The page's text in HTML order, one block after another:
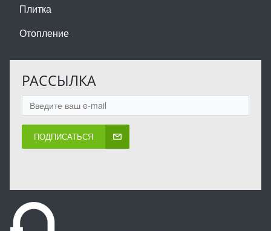
Плитка
Отопление
РАССЫЛКА
ПОДПИСАТЬСЯ